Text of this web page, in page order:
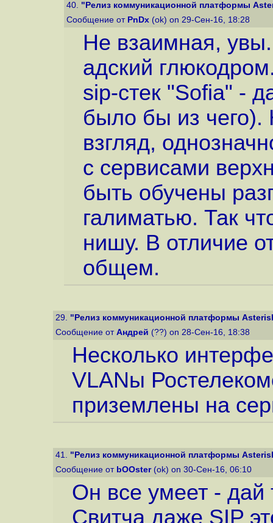
40. "Релиз коммуникационной платформы
Сообщение от PnDx (ok) on 29-Сен-16, 18:28
Не взаимная,
адский
sip-стек "Sofia" -
было бы из
взгляд,
с сервисами
быть обучены
галиматью. Так
нишу. В отличие
общем.
29. "Релиз коммуникационной платформы
Сообщение от Андрей (??) on 28-Сен-16, 18:38
Несколько
VLANы
приземлены на
41. "Релиз коммуникационной платформы
Сообщение от bOOster(ok) on 30-Сен-16, 06:10
Он все умеет - дай
Свитча даже SIP